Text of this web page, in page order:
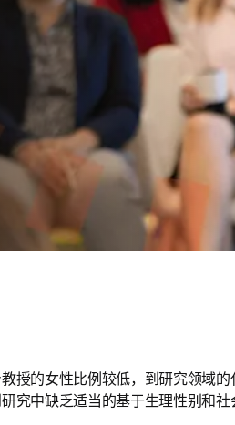
授的女性比例较低，到研究领域
究中缺乏适当的基于生理性别和社